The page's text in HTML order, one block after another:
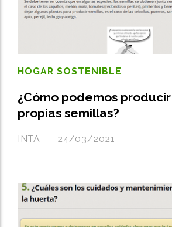
¿Cómo podemos
propias semillas?
INTA
HOGAR SOSTENIBLE
24/03/2021